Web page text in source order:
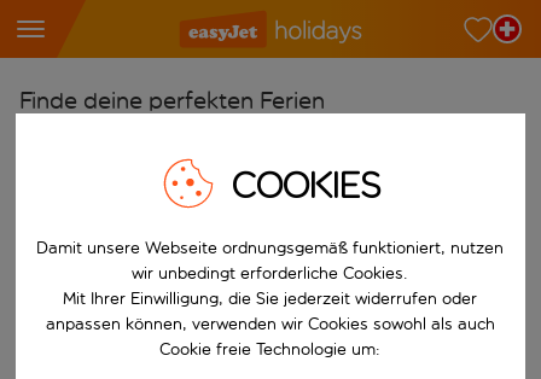
Finde deine perfekten Ferien
Wähle deine Flughäfen
Beginne mit der Eingabe für die automatische
Reiseziele finden
Nach
Wähle deine Reisedaten
Wann
COOKIES
Damit unsere Webseite ordnungsgemäß funktioniert, nutzen
wir unbedingt erforderliche Cookies.
Mit Ihrer Einwilligung, die Sie jederzeit widerrufen oder
anpassen können, verwenden wir Cookies sowohl als auch
Cookie freie Technologie um: